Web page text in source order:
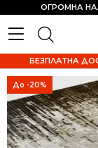
ОГРОМНА
БЕЗПЛАТНА
До -20%